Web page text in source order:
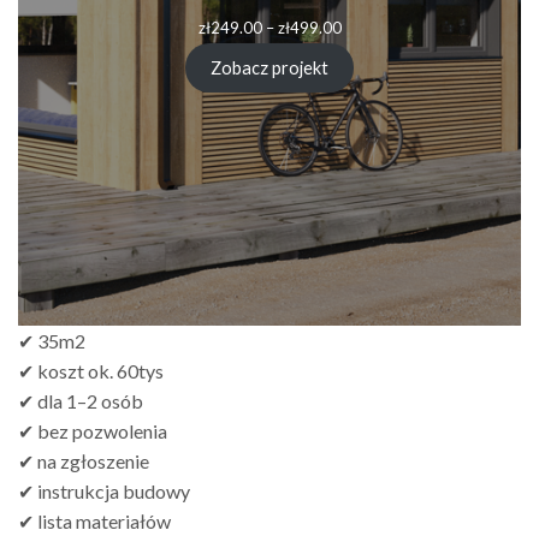
zł249.00 – zł499.00Zakres
od
zł249.00
do
zł499.00
Zobacz projekt
✔ 35m2
✔ koszt ok. 60tys
✔ dla 1–2 osób
✔ bez pozwolenia
✔ na zgłoszenie
✔ instrukcja budowy
✔ lista materiałów